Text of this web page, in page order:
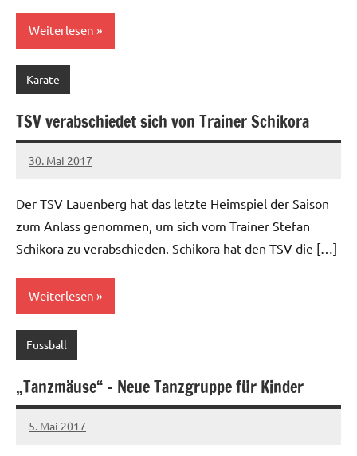
Weiterlesen
Karate
TSV verabschiedet sich von Trainer Schikora
30. Mai 2017
Jens
Keine
Der TSV Lauenberg hat das letzte Heimspiel der Saison
zum Anlass genommen, um sich vom Trainer Stefan
Schikora zu verabschieden. Schikora hat den TSV die […]
Weiterlesen
Fussball
„Tanzmäuse“ – Neue Tanzgruppe für Kinder
5. Mai 2017
Jens
Keine